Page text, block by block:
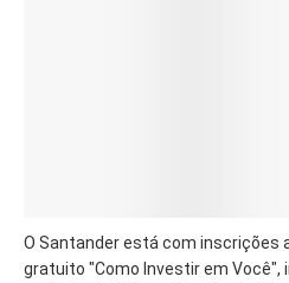
O Santander está com inscrições
gratuito "Como Investir em Você",